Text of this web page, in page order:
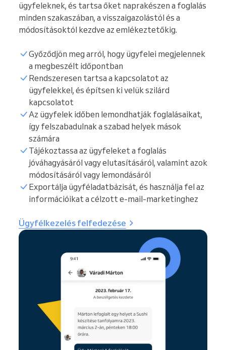
ügyfeleknek, és tartsa őket naprakészen a foglalás
minden szakaszában, a visszaigazolástól és a
módosításoktól kezdve az emlékeztetőkig.
Győződjön meg arról, hogy ügyfelei megjelennek
a megbeszélt időpontban
Rendszeresen tartsa a kapcsolatot az
ügyfelekkel, és építsen ki velük szilárd
kapcsolatot
Az ügyfelek időben lemondhatják foglalásaikat,
így felszabadulnak a szabad helyek mások
számára
Tájékoztassa az ügyfeleket a foglalás
jóváhagyásáról vagy elutasításáról, valamint azok
módosításáról vagy lemondásáról
Exportálja ügyféladatbázisát, és használja fel az
információikat a célzott e-mail-marketinghez
Ügyfélkezelés felfedezése